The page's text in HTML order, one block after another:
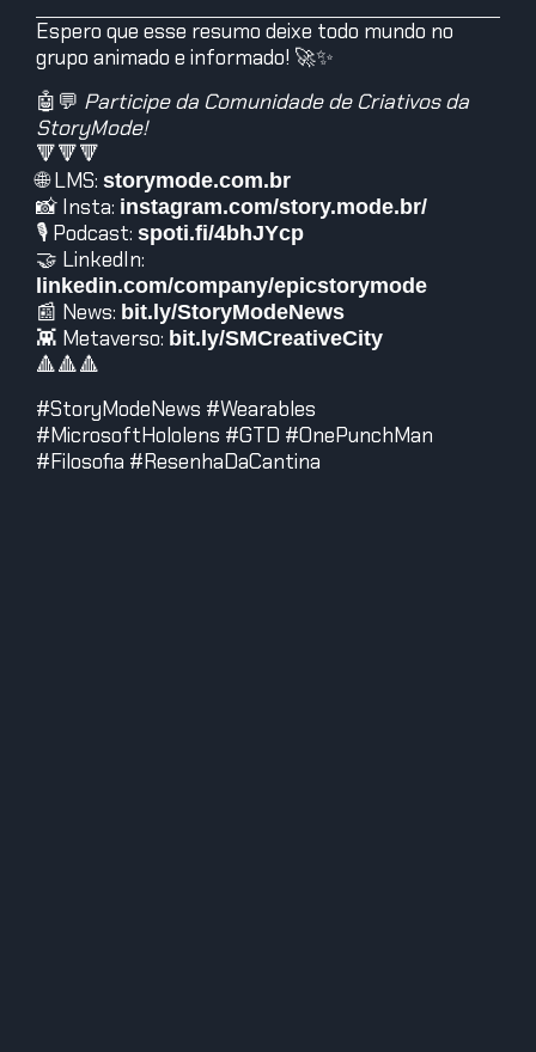
Espero que esse resumo deixe todo mundo no
grupo animado e informado! 🚀✨
🤖💬 Participe da Comunidade de Criativos da
StoryMode!
🔻🔻🔻
🌐 LMS: storymode.com.br
📸 Insta: instagram.com/story.mode.br/
🎙️ Podcast: spoti.fi/4bhJYcp
🤝 LinkedIn:
linkedin.com/company/epicstorymode
📰 News: bit.ly/StoryModeNews
👾 Metaverso: bit.ly/SMCreativeCity
🔺🔺🔺
#StoryModeNews #Wearables
#MicrosoftHololens #GTD #OnePunchMan
#Filosofia #ResenhaDaCantina